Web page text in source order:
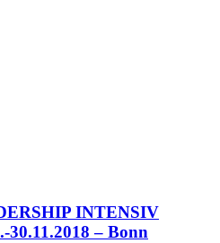
INTENSIV
30.11.2018 – Bonn